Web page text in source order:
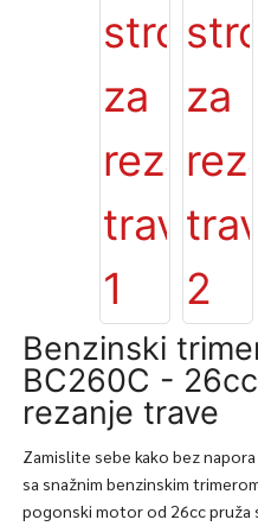
Benzinski
BC260C -
rezanje trave
Zamislite sebe kako bez
sa snažnim benzinskim
pogonski motor od 26cc pruža